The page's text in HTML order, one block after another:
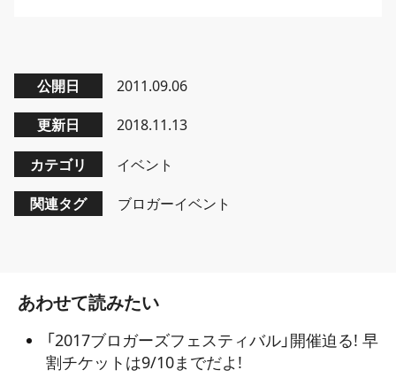
公開日 2011.09.06
更新日 2018.11.13
カテゴリ イベント
関連タグ ブロガーイベント
あわせて読みたい
「2017ブロガーズフェスティバル」開催迫る! 早
割チケットは9/10までだよ!